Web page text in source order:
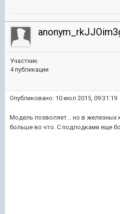
Участник
4 публикации
Опубликовано: 10 июл 2015, 09:31:19
Модель позволяет... но в железных
больше во что. С подлодками еще